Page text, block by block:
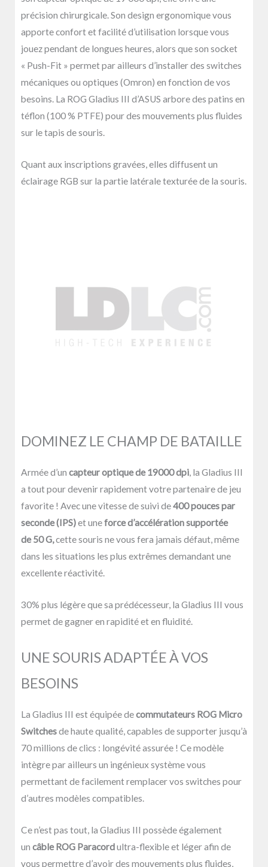
précision chirurgicale. Son design ergonomique vous
apporte confort et facilité d’utilisation lorsque vous
jouez pendant de longues heures, alors que son socket
« Push-Fit » permet par ailleurs d’installer des switches
mécaniques ou optiques (Omron) en fonction de vos
besoins. La ROG Gladius III d’ASUS arbore des patins en
téflon (100 % PTFE) pour des mouvements plus fluides
sur le tapis de souris.
Quant aux inscriptions gravées, elles diffusent un
éclairage RGB sur la partie latérale texturée de la souris.
DOMINEZ LE CHAMP DE BATAILLE
Armée d’un capteur optique de 19000 dpi, la Gladius III
a tout pour devenir rapidement votre partenaire de jeu
favorite ! Avec une vitesse de suivi de400 pouces par
seconde (IPS)et uneforce d’accélération supportée
de 50 G,cette souris ne vous fera jamais défaut, même
dans les situations les plus extrêmes demandant une
excellente réactivité.
30% plus légère que sa prédécesseur, la Gladius III vous
permet de gagner en rapidité et en fluidité.
UNE SOURIS ADAPTÉE À VOS
BESOINS
La Gladius III est équipée decommutateurs ROG Micro
Switchesde haute qualité, capables de supporter jusqu’à
70 millions de clics : longévité assurée ! Ce modèle
intègre par ailleurs un ingénieux système vous
permettant de facilement remplacer vos switches pour
d’autres modèles compatibles.
Ce n’est pas tout, la Gladius III possède également
un câble ROG Paracordultra-flexible et léger afin de
vous permettre d’avoir des mouvements plus fluides,